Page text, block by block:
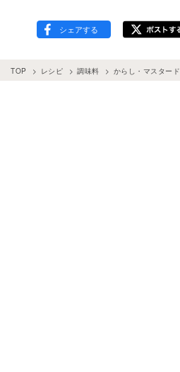
TOP レシピ 調味料 からし・マスタード